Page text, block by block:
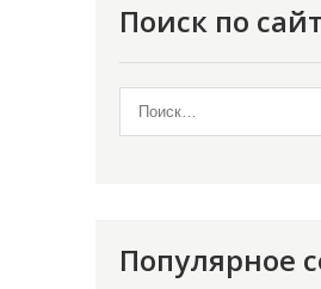
Поиск по
Популярное